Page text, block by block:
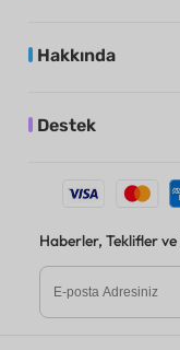
Hakkında
Destek
Haberler, Teklifler